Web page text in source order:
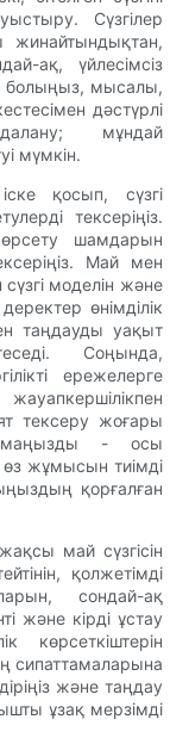
Сүзгілер
жинайтындықтан,
ақ, үйлесімсіз
болыңыз, мысалы,
дәстүрлі
мұндай
мүмкін.
қосып, сүзгі
тексеріңіз.
шамдарын
Май мен
сүзгі моделін және
өнімділік
таңдауды уақыт
Соңында,
ережелерге
тексеру жоғары
маңызды - осы
өз жұмысын тиімді
қорғалған
май сүзгісін
қолжетімді
сондай-ақ
және кірді ұстау
көрсеткіштерін
сипаттамаларына
және таңдау
ұзақ мерзімді